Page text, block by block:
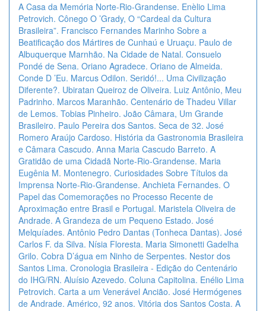
A Casa da Memória Norte-Rio-Grandense. Enèlio Lima
Petrovich. Cônego O ’Grady, O “Cardeal da Cultura
Brasileira”. Francisco Fernandes Marinho Sobre a
Beatificação dos Mártires de Cunhaú e Uruaçu. Paulo de
Albuquerque Marnhão. Na Cidade de Natal. Consuelo
Pondé de Sena. Oriano Agradece. Oriano de Almeida.
Conde D ’Eu. Marcus Odilon. Seridó!... Uma Civilização
Diferente?. Ubiratan Queiroz de Oliveira. Luiz Antônio, Meu
Padrinho. Marcos Maranhão. Centenário de Thadeu Villar
de Lemos. Tobias Pinheiro. João Câmara, Um Grande
Brasileiro. Paulo Pereira dos Santos. Seca de 32. José
Romero Araújo Cardoso. História da Gastronomia Brasileira
e Câmara Cascudo. Anna Maria Cascudo Barreto. A
Gratidão de uma Cidadã Norte-Rio-Grandense. Maria
Eugênia M. Montenegro. Curiosidades Sobre Títulos da
Imprensa Norte-Rio-Grandense. Anchieta Fernandes. O
Papel das Comemorações no Processo Recente de
Aproximação entre Brasil e Portugal. Maristela Oliveira de
Andrade. A Grandeza de um Pequeno Estado. José
Melquíades. Antônio Pedro Dantas (Tonheca Dantas). José
Carlos F. da Silva. Nísia Floresta. Maria Simonetti Gadelha
Grilo. Cobra D’água em Ninho de Serpentes. Nestor dos
Santos Lima. Cronologia Brasileira - Edição do Centenário
do IHG/RN. Aluísio Azevedo. Coluna Capitolina. Enélio Lima
Petrovich. Carta a um Venerável Ancião. José Hermógenes
de Andrade. Américo, 92 anos. Vitória dos Santos Costa. A